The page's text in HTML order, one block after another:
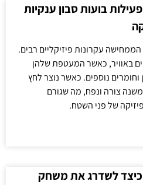
בועות סבון ענקיות
עקרונות פיזיקליים רבים.
באוויר, כאשר המעטפת שלהן
נוספים. כאשר נוצר לחץ
צורה ונפח, מה שגורם
של פני השטח.
כיצד לשדרג את משחק